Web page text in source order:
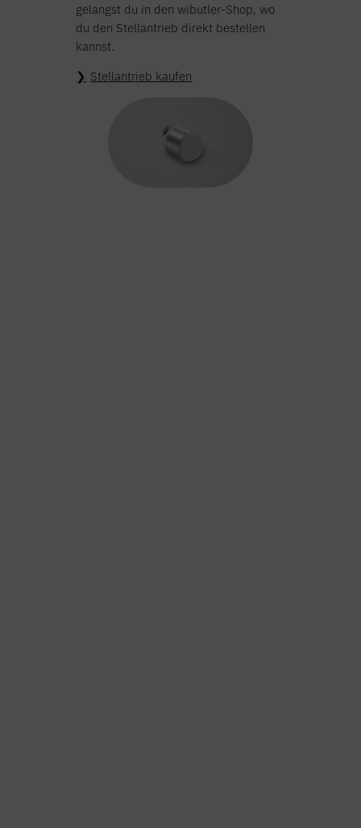
gelangst du in den wibutler-Shop, wo
du den Stellantrieb direkt bestellen
kannst.
Stellantrieb kaufen